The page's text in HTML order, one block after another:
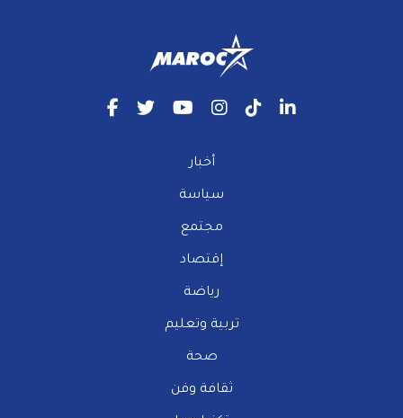
أخبار
سياسة
مجتمع
إقتصاد
رياضة
تربية وتعليم
صحة
ثقافة وفن